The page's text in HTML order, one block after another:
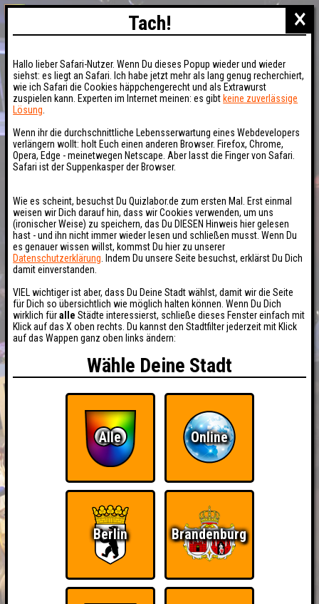
×
Tach!
Hallo lieber Safari-Nutzer. Wenn Du dieses Popup wieder und wieder
siehst: es liegt an Safari. Ich habe jetzt mehr als lang genug recherchiert,
wie ich Safari die Cookies häppchengerecht und als Extrawurst
zuspielen kann. Experten im Internet meinen: es gibt keine zuverlässige
Lösung
Wenn ihr die durchschnittliche Lebensserwartung eines Webdevelopers
verlängern wollt: holt Euch einen anderen Browser. Firefox, Chrome,
Opera, Edge - meinetwegen Netscape. Aber lasst die Finger von Safari.
Safari ist der Suppenkasper der Browser.
Wie es scheint, besuchst Du Quizlabor.de zum ersten Mal. Erst einmal
weisen wir Dich darauf hin, dass wir Cookies verwenden, um uns
(ironischer Weise) zu speichern, das Du DIESEN Hinweis hier gelesen
hast - und ihn nicht immer wieder lesen und schließen musst. Wenn Du
es genauer wissen willst, kommst Du hier zu unserer
Datenschutzerklärung . Indem Du unsere Seite besuchst, erklärst Du Dich
damit einverstanden.
VIEL wichtiger ist aber, dass Du Deine Stadt wählst, damit wir die Seite
für Dich so übersichtlich wie möglich halten können. Wenn Du Dich
wirklich füralle Städte interessierst, schließe dieses Fenster einfach mit
Klick auf das X oben rechts. Du kannst den Stadtfilter jederzeit mit Klick
auf das Wappen ganz oben links ändern:
Wähle Deine Stadt
Alle Online
Berlin Brandenburg